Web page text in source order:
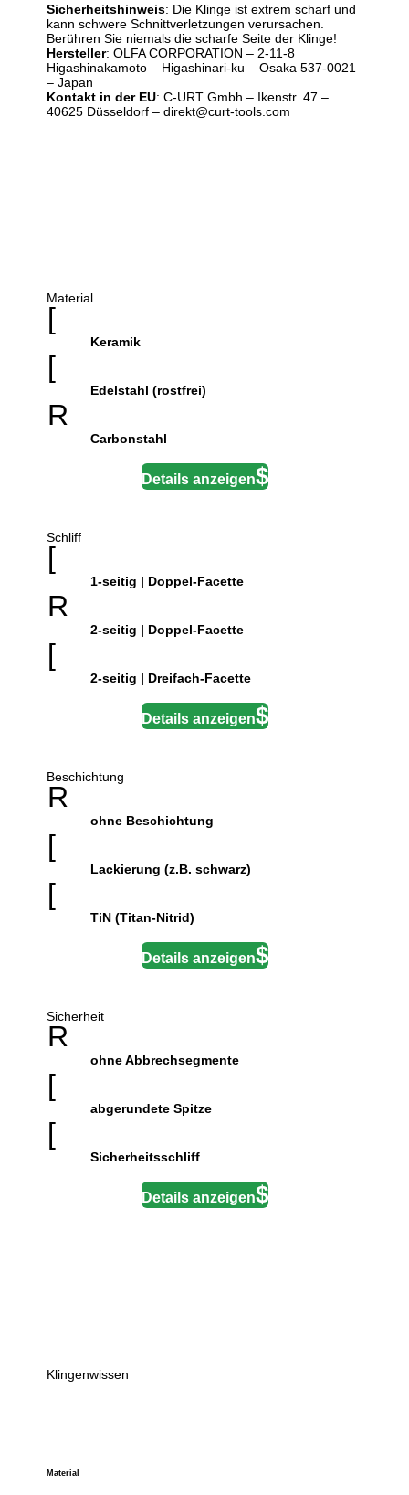
Sicherheitshinweis: Die Klinge ist extrem scharf und
kann schwere Schnittverletzungen verursachen.
Berühren Sie niemals die scharfe Seite der Klinge!
Hersteller: OLFA CORPORATION – 2-11-8
Higashinakamoto – Higashinari-ku – Osaka 537-0021
– Japan
Kontakt in der EU: C-URT Gmbh – Ikenstr. 47 –
40625 Düsseldorf – direkt@curt-tools.com
Material
[
Keramik
[
Edelstahl (rostfrei)
R
Carbonstahl
Details anzeigen
Schliff
[
1-seitig | Doppel-Facette
R
2-seitig | Doppel-Facette
[
2-seitig | Dreifach-Facette
Details anzeigen
Beschichtung
R
ohne Beschichtung
[
Lackierung (z.B. schwarz)
[
TiN (Titan-Nitrid)
Details anzeigen
Sicherheit
R
ohne Abbrechsegmente
[
abgerundete Spitze
[
Sicherheitsschliff
Details anzeigen
Klingenwissen
Material